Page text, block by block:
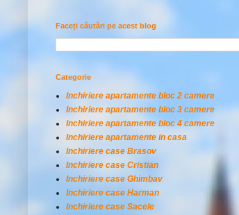
Faceți căutări pe acest blog
Categorie
Inchiriere apartamente bloc 2 camere
Inchiriere apartamente bloc 3 camere
Inchiriere apartamente bloc 4 camere
Inchiriere apartamente in casa
Inchiriere case Brasov
Inchiriere case Cristian
Inchiriere case Ghimbav
Inchiriere case Harman
Inchiriere case Sacele